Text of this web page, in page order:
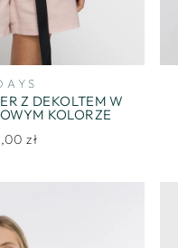
Z DEKOLTEM W
KOLORZE
zł